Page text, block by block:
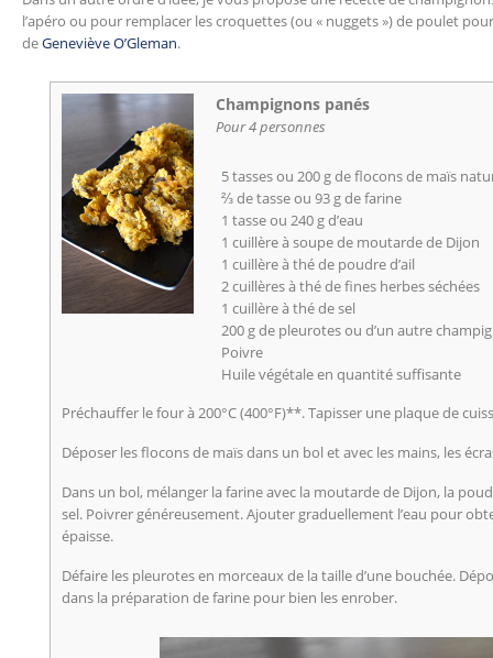
l’apéro ou pour remplacer les croquettes (ou « nuggets ») de poulet
deGeneviève O’Gleman.
Champignons panés
Pour 4 personnes
5 tasses ou 200 g de flocons de maïs
⅔ de tasse ou 93 g de farine
1 tasse ou 240 g d’eau
1 cuillère à soupe de moutarde de Dijon
1 cuillère à thé de poudre d’ail
2 cuillères à thé de fines herbes séchées
1 cuillère à thé de sel
200 g de pleurotes ou d’un autre
Poivre
Huile végétale en quantité suffisante
Préchauffer le four à 200°C (400°F)**. Tapisser une plaque de
Déposer les flocons de maïs dans un bol et avec les mains, les
Dans un bol, mélanger la farine avec la moutarde de Dijon, la
sel. Poivrer généreusement. Ajouter graduellement l’eau pour
épaisse.
Défaire les pleurotes en morceaux de la taille d’une bouchée.
dans la préparation de farine pour bien les enrober.